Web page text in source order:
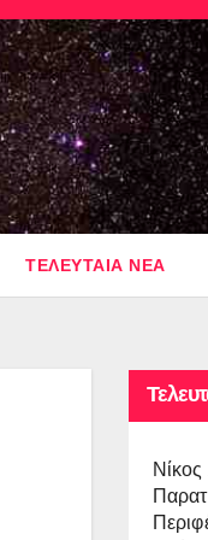
ΤΕΛΕΥΤΑΙΑ ΝΕΑ